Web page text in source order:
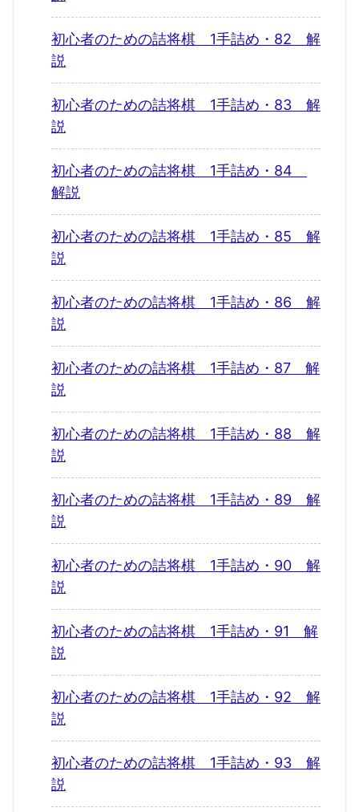
初心者のための詰将棋 1手詰め・82 解
説
初心者のための詰将棋 1手詰め・83 解
説
初心者のための詰将棋 1手詰め・84
解説
初心者のための詰将棋 1手詰め・85 解
説
初心者のための詰将棋 1手詰め・86 解
説
初心者のための詰将棋 1手詰め・87 解
説
初心者のための詰将棋 1手詰め・88 解
説
初心者のための詰将棋 1手詰め・89 解
説
初心者のための詰将棋 1手詰め・90 解
説
初心者のための詰将棋 1手詰め・91 解
説
初心者のための詰将棋 1手詰め・92 解
説
初心者のための詰将棋 1手詰め・93 解
説